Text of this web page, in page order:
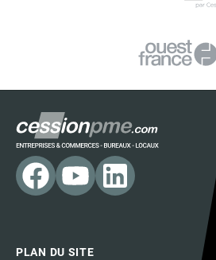
PLAN DU SITE